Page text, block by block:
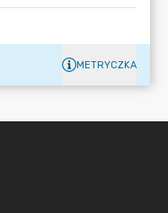
METRYCZKA